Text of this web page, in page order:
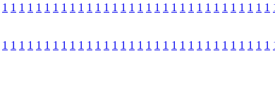
1 1 1 1 1 1 1 1 1 1 1 1 1 1 1 1 1 1 1 1 1 1 1 1 1 1 1 1 1 1 1 1
1 1 1 1 1 1 1 1 1 1 1 1 1 1 1 1 1 1 1 1 1 1 1 1 1 1 1 1 1 1 1 1